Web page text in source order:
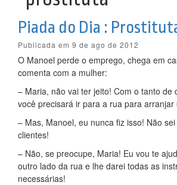
Piada do Dia :
Publicada em 9 de ago de 2012
O Manoel perde o emprego, chega em
comenta com a mulher:
– Maria, não vai ter jeito! Com o tanto de
você precisará ir para a rua para arranjar
– Mas, Manoel, eu nunca fiz isso! Não
clientes!
– Não, se preocupe, Maria! Eu vou te
outro lado da rua e lhe darei todas as
necessárias!